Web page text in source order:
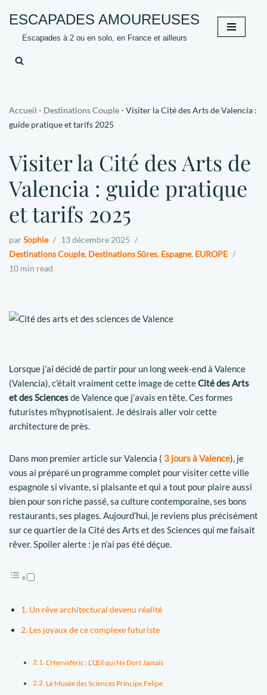
Aller
contenu
ESCAPADES AMOUREUSES
Escapades à 2 ou en solo, en France et ailleurs
Accueil - Destinations Couple-Visiter la Cité des Arts de Valencia :
guide pratique et tarifs 2025
Visiter la Cité des Arts de
Valencia : guide pratique
et tarifs 2025
par Sophie
13 décembre 2025
Destinations Couple, Destinations Sûres, Espagne, EUROPE
10 min read
Lorsque j’ai décidé de partir pour un long week-end à Valence
(Valencia), c’était vraiment cette image de cetteCité des Arts
et des Sciencesde Valence que j’avais en tête. Ces formes
futuristes m’hypnotisaient. Je désirais aller voir cette
architecture de près.
Dans mon premier article sur Valencia ( 3 jours à Valence), je
vous ai préparé un programme complet pour visiter cette ville
espagnole si vivante, si plaisante et qui a tout pour plaire aussi
bien pour son riche passé, sa culture contemporaine, ses bons
restaurants, ses plages. Aujourd’hui, je reviens plus précisément
sur ce quartier de la Cité des Arts et des Sciences qui me faisait
rêver. Spoiler alerte : je n’ai pas été déçue.
Un rêve architectural devenu réalité
Les joyaux de ce complexe futuriste
L’Hemisfèric : L’Œil qui Ne Dort Jamais
Le Musée des Sciences Príncipe Felipe